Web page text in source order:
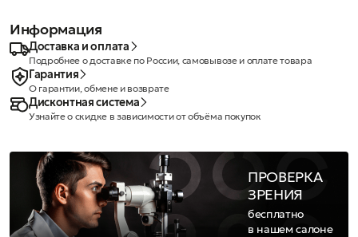
Информация
Доставка и оплата
Подробнее о доставке по России, самовывозе и оплате товара
Гарантия
О гарантии, обмене и возврате
Дисконтная система
Узнайте о скидке в зависимости от объёма покупок
ПРОВЕРКА
ЗРЕНИЯ
бесплатно
в нашем салоне